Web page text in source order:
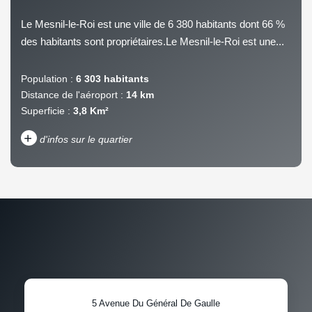
Le Mesnil-le-Roi est une ville de 6 380 habitants dont 66 %
des habitants sont propriétaires.Le Mesnil-le-Roi est une...
Population : 6 303 habitants
Distance de l'aéroport : 14 km
Superficie : 3,8 Km²
+ d'infos sur le quartier
PART DES MÉNAGES SANS
5 Avenue Du Général De Gaulle